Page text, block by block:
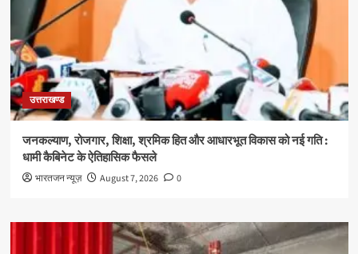
उत्तराखण्ड
जनकल्याण, रोजगार, शिक्षा, श्रमिक हित और आधारभूत विकास को नई गति :
धामी कैबिनेट के ऐतिहासिक फैसले
भारतजन न्यूज़ August 7, 2026 0